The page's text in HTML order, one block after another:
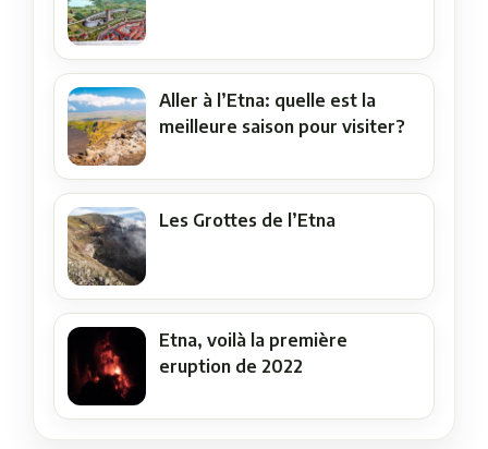
Aller à l’Etna: quelle est la
meilleure saison pour visiter?
Les Grottes de l’Etna
Etna, voilà la première
eruption de 2022